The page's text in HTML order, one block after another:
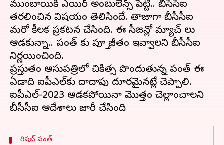
ముంబాయికి ఎయిర్ అంబులెన్స్ పెట్టి.. బీసీసీఐ
తరలించిన విషయం తెలిసిందే. తాజాగా బీసీసీఐ
మరో కీలక ప్రకటన చేసింది. ఈ సీజన్లో మ్యాచ్ లు
ఆడకున్నా.. పంత్ కు పూర్తి జీతం ఇవ్వాలని బీసీసీఐ
నిర్ణయించింది.
ప్రస్తుతం ఆసుపత్రిలో చికిత్స పొందుతున్న పంత్‌ ఈ
ఏడాది ఐపీఎల్‌కు దాదాపు దూరమైనట్లే చెప్పాలి.
ఐపీఎల్‌-2023 ఆడక​పోయినా మొత్తం చెల్లాంచాలని
రిషబ్ పంత్